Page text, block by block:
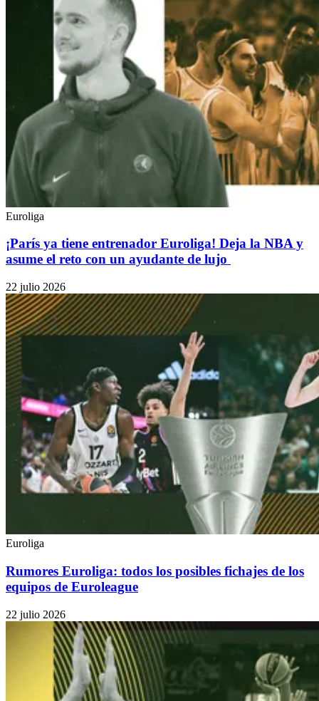
Euroliga
¡París ya tiene entrenador Euroliga! Deja la NBA y
asume el reto con un ayudante de lujo
22 julio 2026
Euroliga
Rumores Euroliga: todos los posibles fichajes de los
equipos de Euroleague
22 julio 2026